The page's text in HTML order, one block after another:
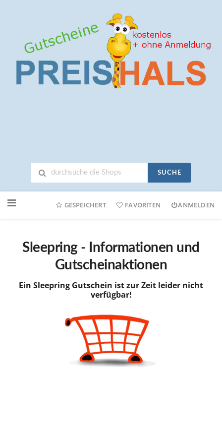
SUCHE
Online-
GESPEICHERT FAVORITEN ANMELDEN
Sleepring - Informationen und
Gutscheinaktionen
Ein Sleepring Gutschein ist zur Zeit leider nicht
verfügbar!